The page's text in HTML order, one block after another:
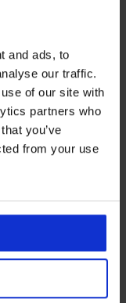
and ads, to
our traffic.
of our site with
partners who
you’ve
from your use
-70%
majica Resta
Prvotna cena